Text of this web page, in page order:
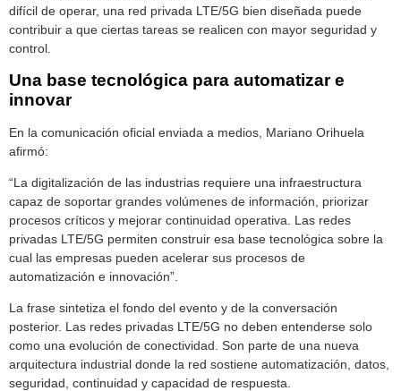
difícil de operar, una red privada LTE/5G bien diseñada puede
contribuir a que ciertas tareas se realicen con mayor seguridad y
control.
Una base tecnológica para automatizar e
innovar
En la comunicación oficial enviada a medios, Mariano Orihuela
afirmó:
“La digitalización de las industrias requiere una infraestructura
capaz de soportar grandes volúmenes de información, priorizar
procesos críticos y mejorar continuidad operativa. Las redes
privadas LTE/5G permiten construir esa base tecnológica sobre la
cual las empresas pueden acelerar sus procesos de
automatización e innovación”.
La frase sintetiza el fondo del evento y de la conversación
posterior. Las redes privadas LTE/5G no deben entenderse solo
como una evolución de conectividad. Son parte de una nueva
arquitectura industrial donde la red sostiene automatización, datos,
seguridad, continuidad y capacidad de respuesta.